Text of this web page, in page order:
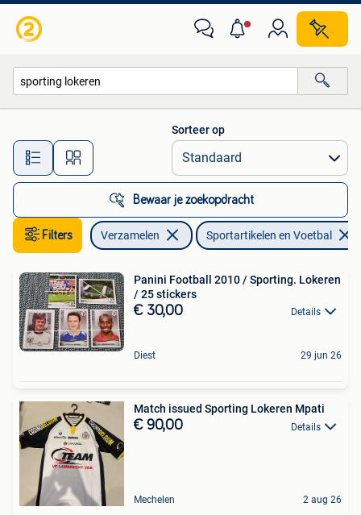
Alle afstanden…
Sorteer op
Bewaar je zoekopdracht
Filters Verzamelen Sportartikelen en Voetbal
Panini Football 2010 / Sporting. Lokeren
/ 25 stickers
€ 30,00 Details
Diest 29 jun 26
Match issued Sporting Lokeren Mpati
€ 90,00 Details
Mechelen 2 aug 26